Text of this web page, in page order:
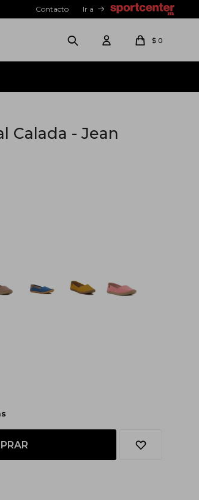
$ 0
Contacto Ir a
Calada - Jean